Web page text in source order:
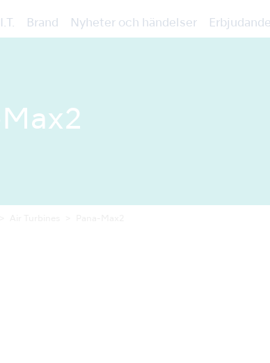
Brand Nyheter och händelser